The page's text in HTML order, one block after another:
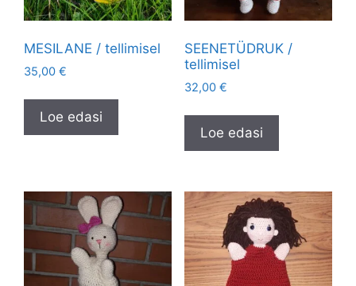
MESILANE / tellimisel
35,00 €
Loe edasi
SEENETÜDRUK /
tellimisel
32,00 €
Loe edasi